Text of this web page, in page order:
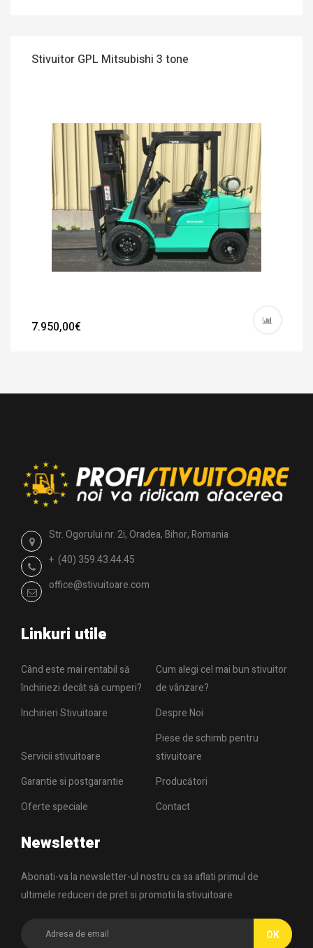
Stivuitor GPL Mitsubishi 3 tone
7.950,00€
Str. Ogorului nr. 2i, Oradea, Bihor, Romania
+ (40) 359.43.44.45
office@stivuitoare.com
Linkuri utile
Când este mai rentabil să
închiriezi decât să cumperi?
Cum alegi cel mai bun stivuitor
de vânzare?
Inchirieri Stivuitoare
Despre Noi
Servicii stivuitoare
Piese de schimb pentru
stivuitoare
Garantie si postgarantie
Producători
Oferte speciale
Contact
Newsletter
Abonati-va la newsletter-ul nostru ca sa aflati primul de
ultimele reduceri de pret si promotii la stivuitoare
OK